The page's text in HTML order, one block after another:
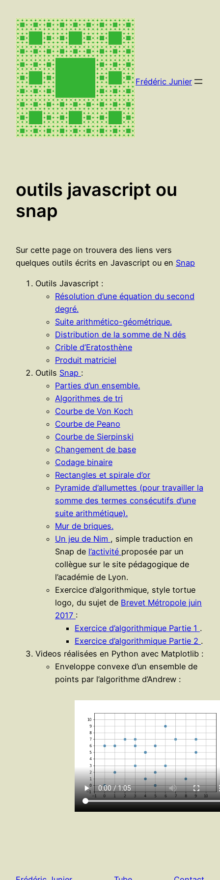
contenu
Frédéric Junier
outils javascript ou
snap
Sur cette page on trouvera des liens vers
quelques outils écrits en Javascript ou en Snap
Outils Javascript :
Résolution d’une équation du second
degré.
Suite arithmético-géométrique.
Distribution de la somme de N dés
Crible d’Eratosthène
Produit matriciel
Outils Snap :
Parties d’un ensemble.
Algorithmes de tri
Courbe de Von Koch
Courbe de Peano
Courbe de Sierpinski
Changement de base
Codage binaire
Rectangles et spirale d’or
Pyramide d’allumettes (pour travailler la
somme des termes consécutifs d’une
suite arithmétique).
Mur de briques.
Un jeu de Nim , simple traduction en
Snap de l’activité proposée par un
collègue sur le site pédagogique de
l’académie de Lyon.
Exercice d’algorithmique, style tortue
logo, du sujet de Brevet Métropole juin
2017 :
Exercice d’algorithmique Partie 1 .
Exercice d’algorithmique Partie 2 .
Videos réalisées en Python avec Matplotlib :
Enveloppe convexe d’un ensemble de
points par l’algorithme d’Andrew :